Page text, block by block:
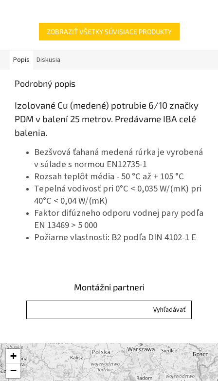
ZOBRAZIŤ VŠETKY SÚVISIACE PRODUKTY
Popis Diskusia
Podrobný popis
Izolované Cu (medené) potrubie 6/10 značky
PDM v balení 25 metrov. Predávame IBA celé
balenia.
Bezšvová ťahaná medená rúrka je vyrobená
v súlade s normou EN12735-1
Rozsah teplôt média - 50 °C až + 105 °C
Tepelná vodivosť pri 0°C < 0,035 W/(mK) pri
40°C < 0,04 W/(mK)
Faktor difúzneho odporu vodnej pary podľa
EN 13469 > 5 000
Požiarne vlastnosti: B2 podľa DIN 4102-1 E
Montážni partneri
+
−